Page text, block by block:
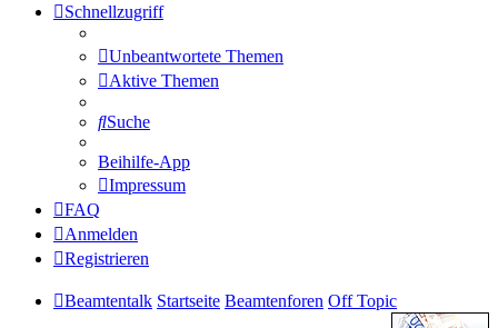
Schnellzugriff
Unbeantwortete Themen
Aktive Themen
Suche
Beihilfe-App
Impressum
FAQ
Anmelden
Registrieren
Beamtentalk Startseite Beamtenforen Off Topic